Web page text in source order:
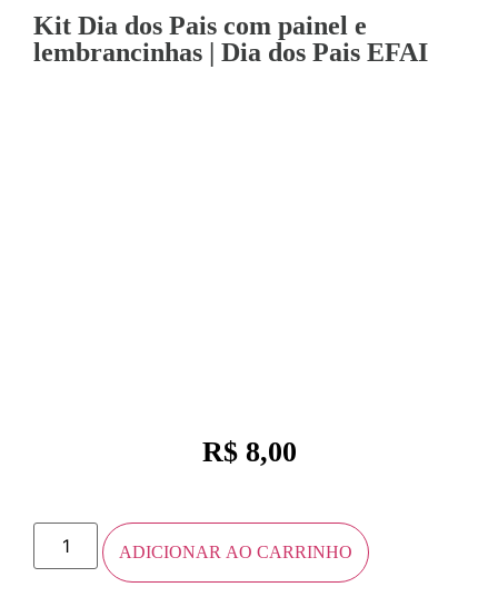
Kit Dia dos Pais com painel e
lembrancinhas | Dia dos Pais EFAI
R$8,00
ADICIONAR AO CARRINHO